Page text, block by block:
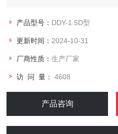
产品型号： DDY-1.5D型
更新时间： 2024-10-31
厂商性质：生产厂家
访 问 量：4608
产品咨询